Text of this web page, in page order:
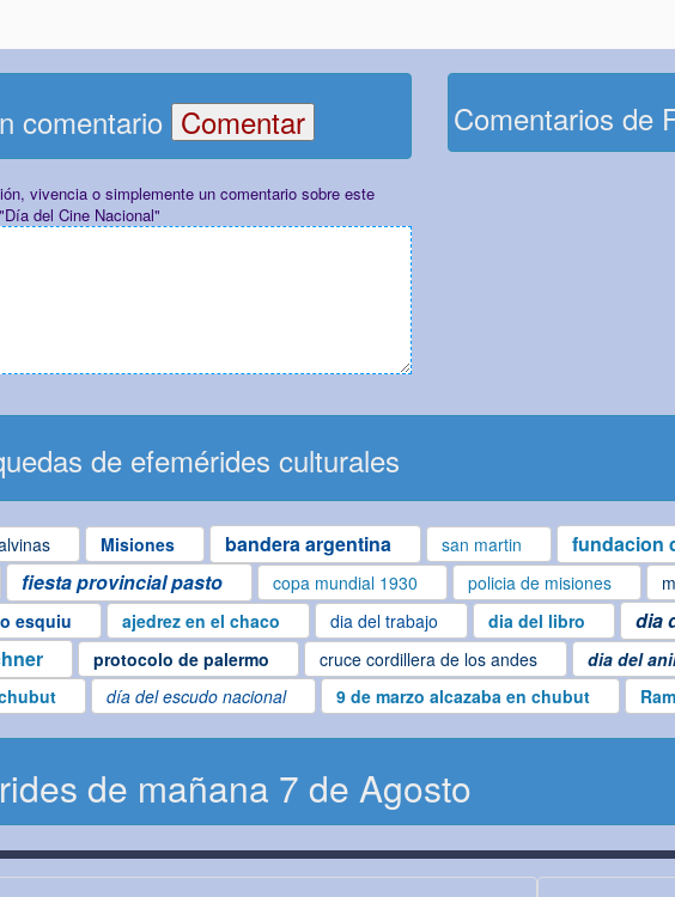
comentario
vivencia o simplemente un comentario sobre este
del Cine Nacional"
Comentarios de
de efemérides culturales
Misiones bandera argentina san martin fundacion
fiesta provincial pasto copa mundial 1930 policia de misiones
esquiu
ajedrez en el chaco dia del trabajo dia del libro dia
protocolo de palermo cruce cordillera de los andes dia del
día del escudo nacional 9 de marzo alcazaba en chubut
de mañana 7 de Agosto